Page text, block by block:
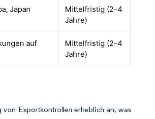
Japan
Mittelfristig (2–4
Jahre)
auf
Mittelfristig (2–4
Jahre)
Exportkontrollen erheblich an, was